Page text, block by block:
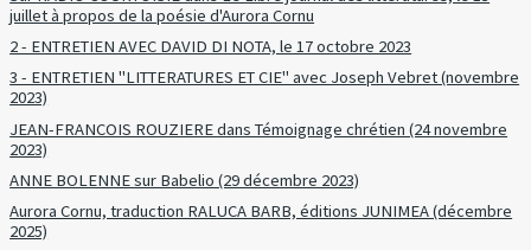
juillet à propos de la poésie d'Aurora Cornu
2 - ENTRETIEN AVEC DAVID DI NOTA, le 17 octobre 2023
3 - ENTRETIEN "LITTERATURES ET CIE" avec Joseph Vebret (novembre
2023)
JEAN-FRANCOIS ROUZIERE dans Témoignage chrétien (24 novembre
2023)
ANNE BOLENNE sur Babelio (29 décembre 2023)
Aurora Cornu, traduction RALUCA BARB, éditions JUNIMEA (décembre
2025)